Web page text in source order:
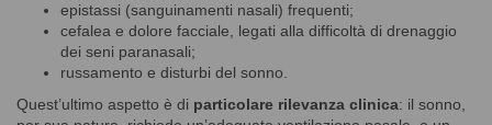
epistassi (sanguinamenti nasali) frequenti;
cefalea e dolore facciale, legati alla difficoltà di drenaggio
dei seni paranasali;
russamento e disturbi del sonno.
Quest’ultimo aspetto è di particolare rilevanza clinica: il sonno,